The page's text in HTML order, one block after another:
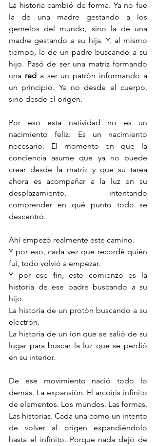
La historia cambió de forma. Ya no fue
la de una madre gestando a los
gemelos del mundo, sino la de una
madre gestando a su hija. Y, al mismo
tiempo, la de un padre buscando a su
hijo. Pasó de ser una matriz formando
una red a ser un patrón informando a
un principio. Ya no desde el cuerpo,
sino desde el origen.
Por eso esta natividad no es un
nacimiento feliz. Es un nacimiento
necesario. El momento en que la
conciencia asume que ya no puede
crear desde la matriz y que su tarea
ahora es acompañar a la luz en su
desplazamiento, intentando
comprender en qué punto todo se
descentró.
Ahí empezó realmente este camino.
Y por eso, cada vez que recordé quién
fui, todo volvió a empezar.
Y por ese fin, este comienzo es la
historia de ese padre buscando a su
hijo.
La historia de un protón buscando a su
electrón.
La historia de un ion que se salió de su
lugar para buscar la luz que se perdió
en su interior.
De ese movimiento nació todo lo
demás. La expansión. El arcoíris infinito
de elementos. Los mundos. Las formas.
Las historias. Cada una como un intento
de volver al origen expandiéndolo
hasta el infinito. Porque nada dejó de